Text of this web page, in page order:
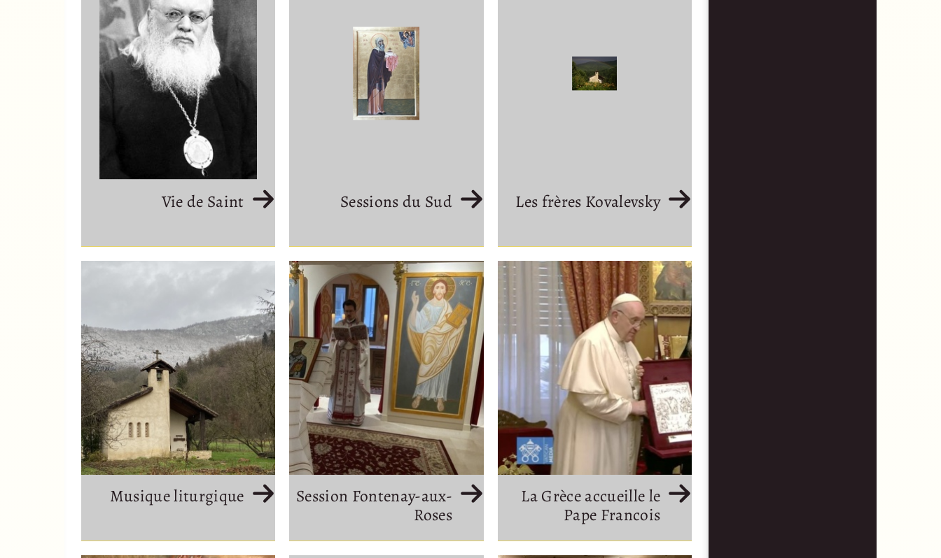
Vie de Saint Sessions du Sud Les frères Kovalevsky
Musique liturgique
Session Fontenay-aux-
Roses
La Grèce accueille le
Pape Francois